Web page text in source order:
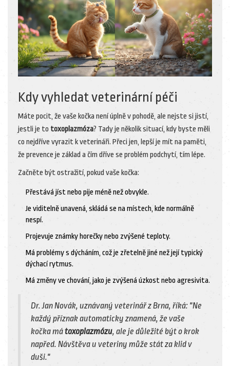
Kdy vyhledat veterinární péči
Máte pocit, že vaše kočka není úplně v pohodě, ale nejste si jistí,
jestli je to toxoplazmóza? Tady je několik situací, kdy byste měli
co nejdříve vyrazit k veterináři. Přeci jen, lepší je mít na paměti,
že prevence je základ a čím dříve se problém podchytí, tím lépe.
Začněte být ostražití, pokud vaše kočka:
Přestává jíst nebo pije méně než obvykle.
Je viditelně unavená, skládá se na místech, kde normálně
nespí.
Projevuje známky horečky nebo zvýšené teploty.
Má problémy s dýcháním, což je zřetelně jiné než její typický
dýchací rytmus.
Má změny ve chování, jako je zvýšená úzkost nebo agresivita.
Dr. Jan Novák, uznávaný veterinář z Brna, říká: "Ne
každý příznak automaticky znamená, že vaše
kočka mátoxoplazmózu, ale je důležité být o krok
napřed. Návštěva u veteriny může stát za klid v
duši."